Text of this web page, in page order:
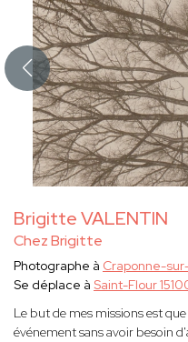
Brigitte VALENTIN
Chez Brigitte
Photographe à Craponne-
Se déplace à Saint-Flour
Le but de mes missions est
événement sans avoir besoin